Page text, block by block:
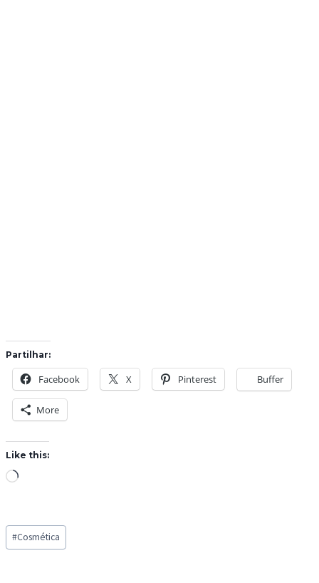
Partilhar:
Facebook X Pinterest Buffer
More
Like this:
L
d
i
Post
Tags:
#Cosmética